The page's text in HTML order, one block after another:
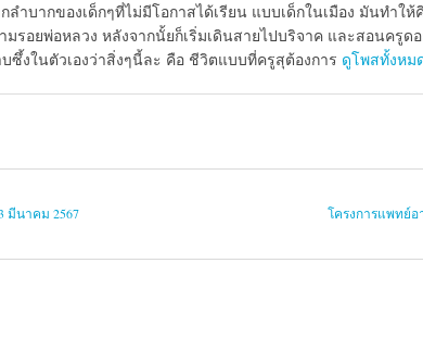
ำบากของเด็กๆที่ไม่มีโอกาสได้เรียน แบบเด็กในเมือง มันทำให้
ามรอยพ่อหลวง หลังจากนั้ยก็เริ่มเดินสายไปบริจาค และสอนครู
งในตัวเองว่าสิ่งๆนี้ละ คือ ชีวิตแบบที่ครูสุต้องการ ดูโพสทั้งหม
มีนาคม 2567
โครงการแพทย์​